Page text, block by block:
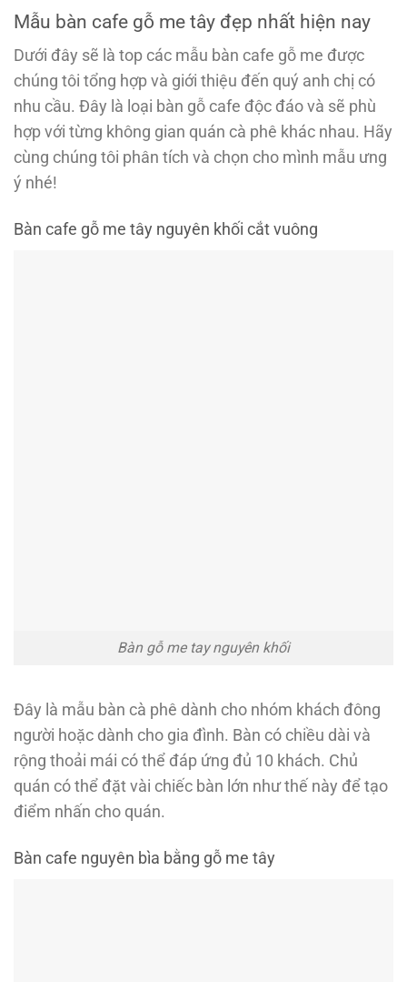
Mẫu bàn cafe gỗ me tây đẹp nhất hiện nay
Dưới đây sẽ là top các mẫu bàn cafe gỗ me được
chúng tôi tổng hợp và giới thiệu đến quý anh chị có
nhu cầu. Đây là loại bàn gỗ cafe độc đáo và sẽ phù
hợp với từng không gian quán cà phê khác nhau. Hãy
cùng chúng tôi phân tích và chọn cho mình mẫu ưng
ý nhé!
Bàn cafe gỗ me tây nguyên khối cắt vuông
Bàn gỗ me tay nguyên khối
Đây là mẫu bàn cà phê dành cho nhóm khách đông
người hoặc dành cho gia đình. Bàn có chiều dài và
rộng thoải mái có thể đáp ứng đủ 10 khách. Chủ
quán có thể đặt vài chiếc bàn lớn như thế này để tạo
điểm nhấn cho quán.
Bàn cafe nguyên bìa bằng gỗ me tây